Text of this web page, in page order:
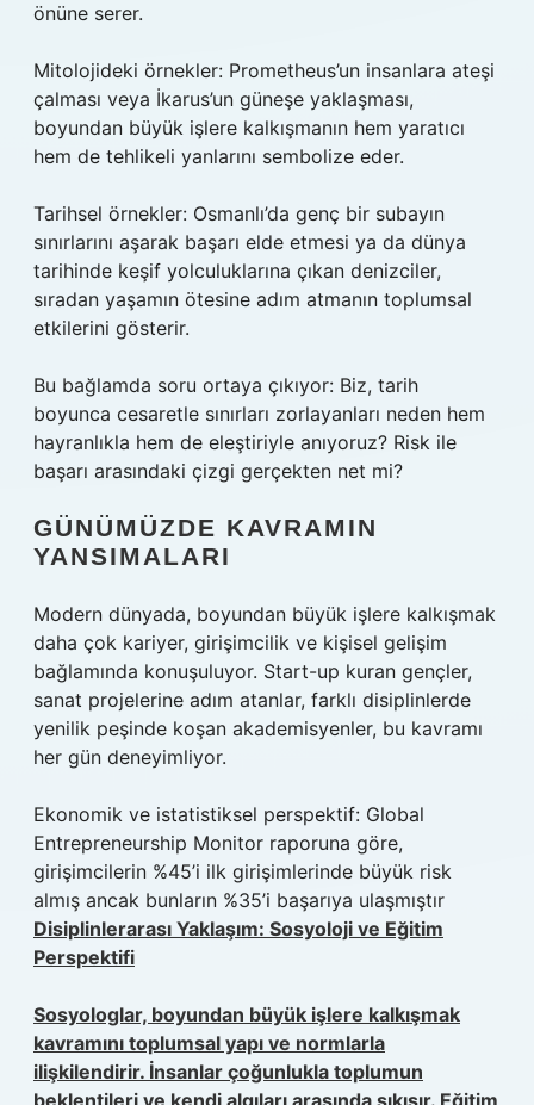
önüne serer.
Mitolojideki örnekler: Prometheus’un insanlara ateşi
çalması veya İkarus’un güneşe yaklaşması,
boyundan büyük işlere kalkışmanın hem yaratıcı
hem de tehlikeli yanlarını sembolize eder.
Tarihsel örnekler: Osmanlı’da genç bir subayın
sınırlarını aşarak başarı elde etmesi ya da dünya
tarihinde keşif yolculuklarına çıkan denizciler,
sıradan yaşamın ötesine adım atmanın toplumsal
etkilerini gösterir.
Bu bağlamda soru ortaya çıkıyor: Biz, tarih
boyunca cesaretle sınırları zorlayanları neden hem
hayranlıkla hem de eleştiriyle anıyoruz? Risk ile
başarı arasındaki çizgi gerçekten net mi?
GÜNÜMÜZDE KAVRAMIN
YANSIMALARI
Modern dünyada, boyundan büyük işlere kalkışmak
daha çok kariyer, girişimcilik ve kişisel gelişim
bağlamında konuşuluyor. Start-up kuran gençler,
sanat projelerine adım atanlar, farklı disiplinlerde
yenilik peşinde koşan akademisyenler, bu kavramı
her gün deneyimliyor.
Ekonomik ve istatistiksel perspektif: Global
Entrepreneurship Monitor raporuna göre,
girişimcilerin %45’i ilk girişimlerinde büyük risk
almış ancak bunların %35’i başarıya ulaşmıştır
Disiplinlerarası Yaklaşım: Sosyoloji ve Eğitim
Perspektifi
Sosyologlar, boyundan büyük işlere kalkışmak
kavramını toplumsal yapı ve normlarla
ilişkilendirir. İnsanlar çoğunlukla toplumun
beklentileri ve kendi algıları arasında sıkışır. Eğitim